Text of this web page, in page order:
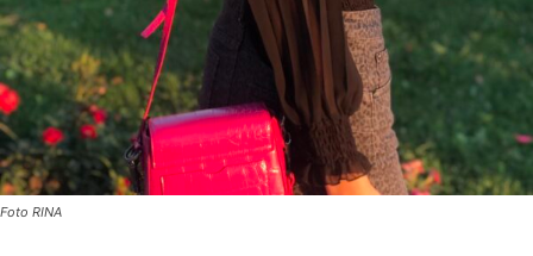
Foto RINA